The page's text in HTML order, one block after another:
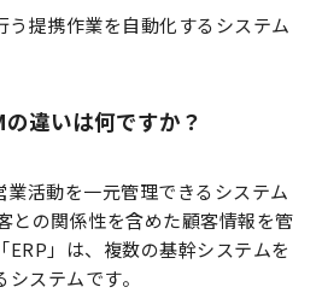
う提携作業を自動化するシステム
違いは何ですか？
業活動を一元管理できるシステム
との関係性を含めた顧客情報を管
ERP」は、複数の基幹システムを
ステムです。